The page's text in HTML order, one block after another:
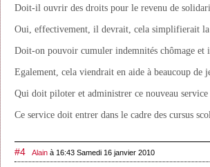
Doit-il ouvrir des droits pour le revenu de
Oui, effectivement, il devrait, cela simplifierait la
Doit-on pouvoir cumuler indemnités chômage et
Egalement, cela viendrait en aide à beaucoup de
Qui doit piloter et administrer ce nouveau service
Ce service doit entrer dans le cadre des cursus
#4 Alain à 16:43 Samedi 16 janvier 2010